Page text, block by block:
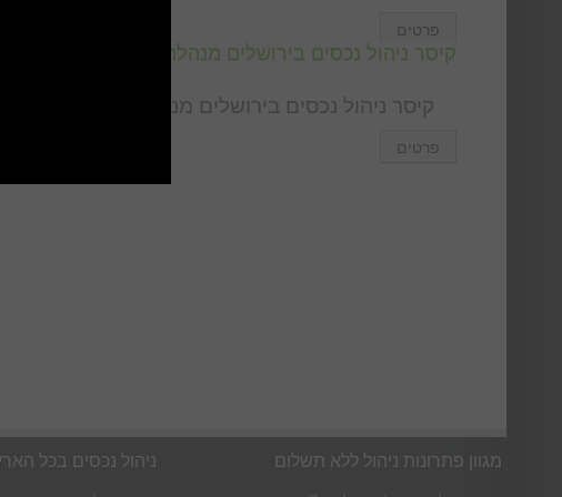
פרטים
קיסר ניהול נכסים בירושלים מנהלת את כל סוגי הנכסים
קיסר ניהול נכסים בירושלים מנהלת נכסים,
פרטים
ניהול נכסים בכל מגוון פתרונות ניהול ללא תשלום